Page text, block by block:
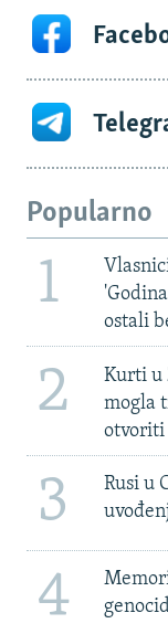
Popularno
1
ostali
2
Kurti u
mogla
otvoriti
3
Rusi u
4